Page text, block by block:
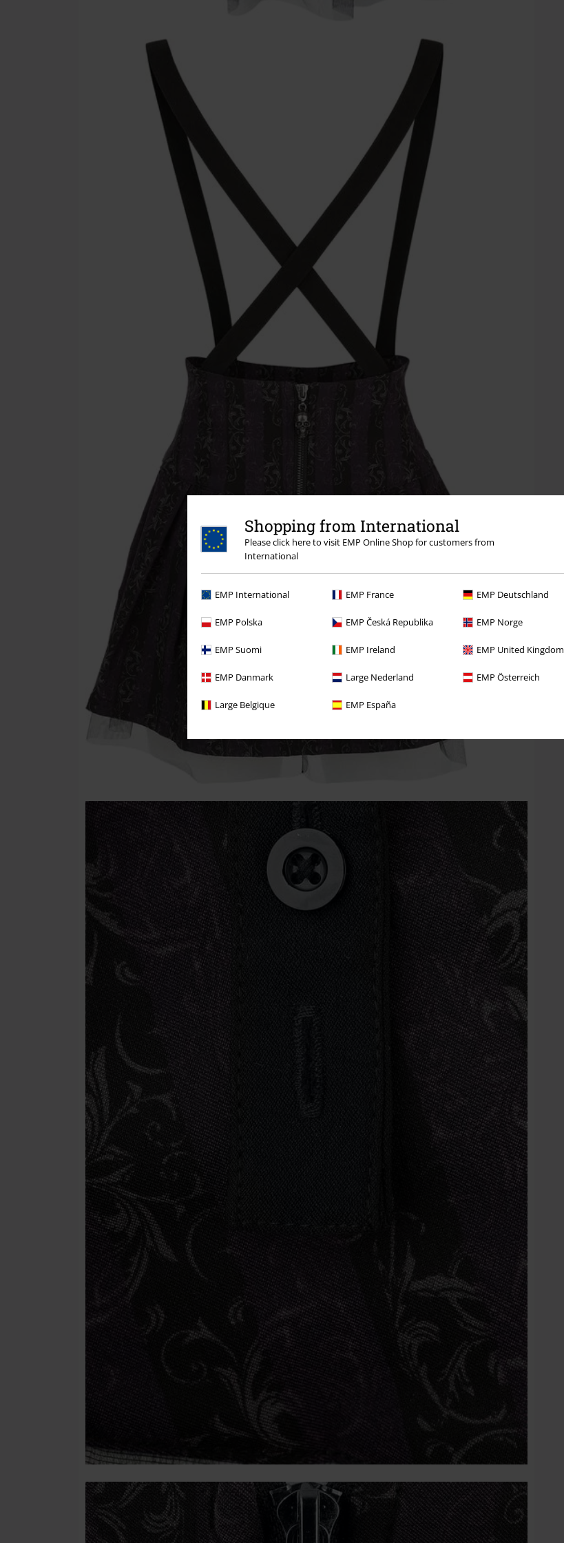
Shopping from International
Please click here to visit EMP Online Shop for customers from
International
EMP International EMP France EMP Deutschland
EMP Polska EMP Česká Republika EMP Norge
EMP Suomi EMP Ireland EMP United Kingdom
EMP Danmark Large Nederland EMP Österreich
Large Belgique EMP España